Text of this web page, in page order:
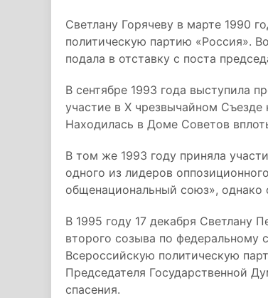
Светлану Горячеву в марте 1990
политическую партию «Россия».
подала в отставку с поста
В сентябре 1993 года выступила
участие в Х чрезвычайном Съезде
Находилась в Доме Советов
В том же 1993 году приняла
одного из лидеров
общенациональный союз», однако
В 1995 году 17 декабря Светлану
второго созыва по федеральному
Всероссийскую политическую
Председателя Государственной
спасения.